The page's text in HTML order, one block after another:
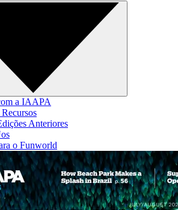
a IAAPA
Anteriores
o Funworld